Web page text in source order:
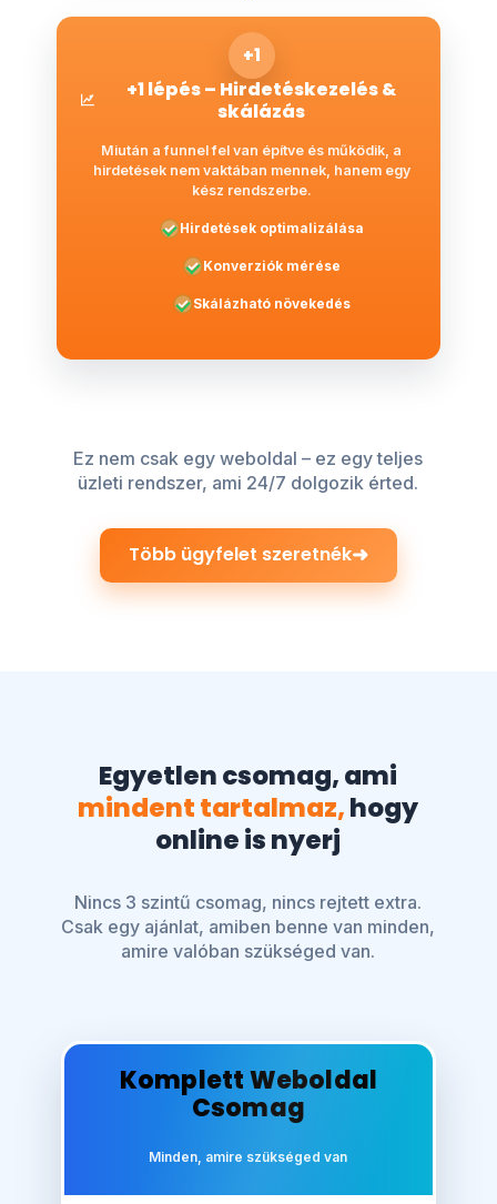
+1
+1 lépés – Hirdetéskezelés &
skálázás
Miután a funnel fel van építve és működik, a
hirdetések nem vaktában mennek, hanem egy
kész rendszerbe.
Hirdetések optimalizálása
Konverziók mérése
Skálázható növekedés
Ez nem csak egy weboldal – ez egy teljes
üzleti rendszer, ami 24/7 dolgozik érted.
Több ügyfelet szeretnék➜
Egyetlen csomag, ami
mindent tartalmaz,hogy
online is nyerj
Nincs 3 szintű csomag, nincs rejtett extra.
Csak egy ajánlat, amiben benne van minden,
amire valóban szükséged van.
Komplett Weboldal
Csomag
Minden, amire szükséged van